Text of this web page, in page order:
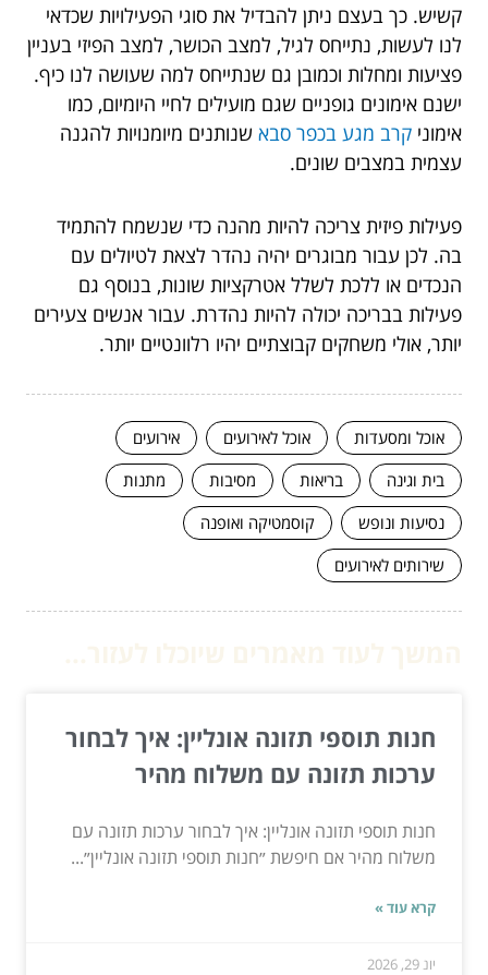
קשיש. כך בעצם ניתן להבדיל את סוגי הפעילויות שכדאי
לנו לעשות, נתייחס לגיל, למצב הכושר, למצב הפיזי בעניין
פציעות ומחלות וכמובן גם שנתייחס למה שעושה לנו כיף.
ישנם אימונים גופניים שגם מועילים לחיי היומיום, כמו
אימוני קרב מגע בכפר סבא שנותנים מיומנויות להגנה
עצמית במצבים שונים.
פעילות פיזית צריכה להיות מהנה כדי שנשמח להתמיד
בה. לכן עבור מבוגרים יהיה נהדר לצאת לטיולים עם
הנכדים או ללכת לשלל אטרקציות שונות, בנוסף גם
פעילות בבריכה יכולה להיות נהדרת. עבור אנשים צעירים
יותר, אולי משחקים קבוצתיים יהיו רלוונטיים יותר.
אוכל ומסעדות אוכל לאירועים
אירועים
בית וגינה
בריאות מסיבות
מתנות
נסיעות ונופש
קוסמטיקה ואופנה
שירותים לאירועים
חנות תוספי תזונה אונליין: איך לבחור
ערכות תזונה עם משלוח מהיר
חנות תוספי תזונה אונליין: איך לבחור ערכות תזונה עם
משלוח מהיר אם חיפשת ״חנות תוספי תזונה אונליין״...
קרא עוד »
יונ 29, 2026